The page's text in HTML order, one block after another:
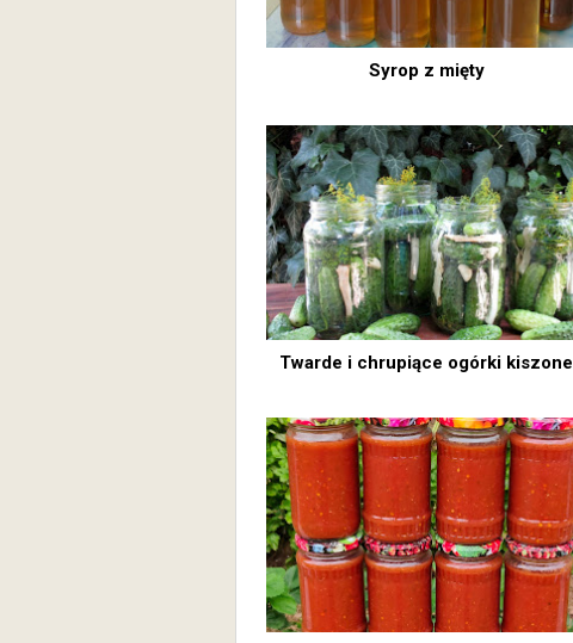
Syrop z mięty
Twarde i chrupiące ogórki kiszone